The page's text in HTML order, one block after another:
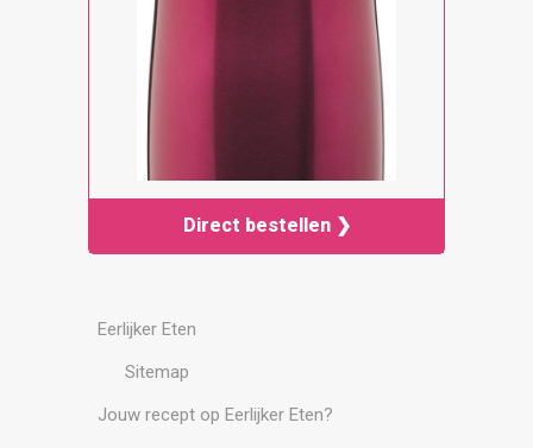
Direct bestellen ❯
Eerlijker Eten
Sitemap
Jouw recept op Eerlijker Eten?